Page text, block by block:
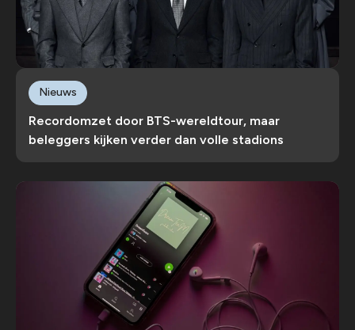
Recordomzet door BTS-wereldtour, maar
beleggers kijken verder dan volle stadions
Nieuws